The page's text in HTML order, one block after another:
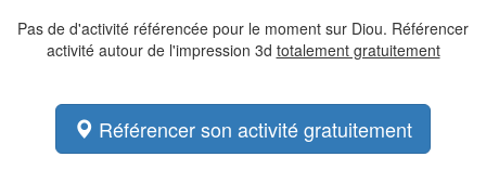
Pas de d'activité référencée pour le moment sur Diou. Référencer
activité autour de l'impression 3d totalement gratuitement
Référencer son activité gratuitement